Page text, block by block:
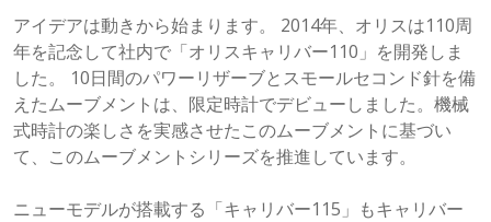
アイデアは動きから始まります。 2014年、オリスは110周
年を記念して社内で「オリスキャリバー110」を開発しま
した。 10日間のパワーリザーブとスモールセコンド針を備
えたムーブメントは、限定時計でデビューしました。機械
式時計の楽しさを実感させたこのムーブメントに基づい
て、このムーブメントシリーズを推進しています。
ニューモデルが搭載する「キャリバー115」もキャリバー